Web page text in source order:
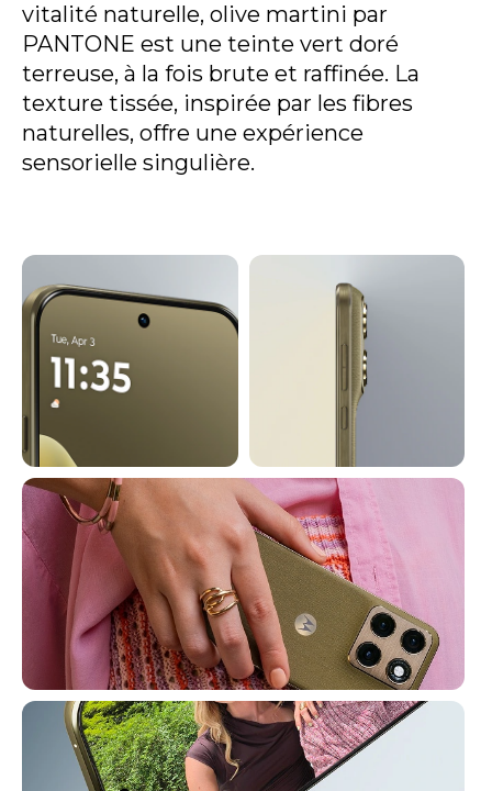
vitalité naturelle, olive martini par
PANTONE est une teinte vert doré
terreuse, à la fois brute et raffinée. La
texture tissée, inspirée par les fibres
naturelles, offre une expérience
sensorielle singulière.